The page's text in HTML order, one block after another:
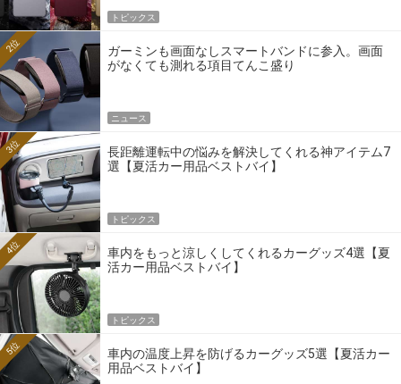
トピックス
ガーミンも画面なしスマートバンドに参入。画面
がなくても測れる項目てんこ盛り
2位
ニュース
長距離運転中の悩みを解決してくれる神アイテム7
選【夏活カー用品ベストバイ】
3位
トピックス
車内をもっと涼しくしてくれるカーグッズ4選【夏
活カー用品ベストバイ】
4位
トピックス
車内の温度上昇を防げるカーグッズ5選【夏活カー
用品ベストバイ】
5位